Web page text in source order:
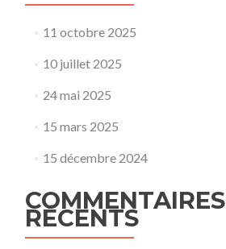
11 octobre 2025
10 juillet 2025
24 mai 2025
15 mars 2025
15 décembre 2024
COMMENTAIRES
RÉCENTS